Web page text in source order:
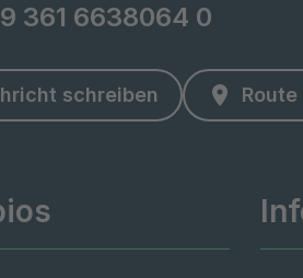
361 6638064 0
schreiben